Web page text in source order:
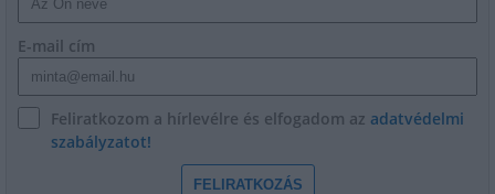
E-mail cím
Feliratkozom a hírlevélre és elfogadom az adatvédelmi
szabályzatot!
FELIRATKOZÁS